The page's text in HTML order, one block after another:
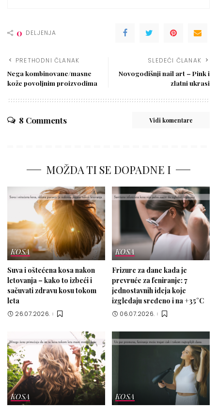
0 DELJENJA
PRETHODNI ČLANAK
Nega kombinovane/masne
kože povoljnim proizvodima
SLEDEĆI ČLANAK
Novogodišnji nail art – Pink i
zlatni ukrasi
8 Comments Vidi komentare
MOŽDA TI SE DOPADNE I
KOSA
Suva i oštećena kosa nakon
letovanja – kako to izbeći i
sačuvati zdravu kosu tokom
leta
26.07.2026.
KOSA
Frizure za dane kada je
prevruće za feniranje: 7
jednostavnih ideja koje
izgledaju sređeno i na +35°C
06.07.2026.
KOSA
KOSA